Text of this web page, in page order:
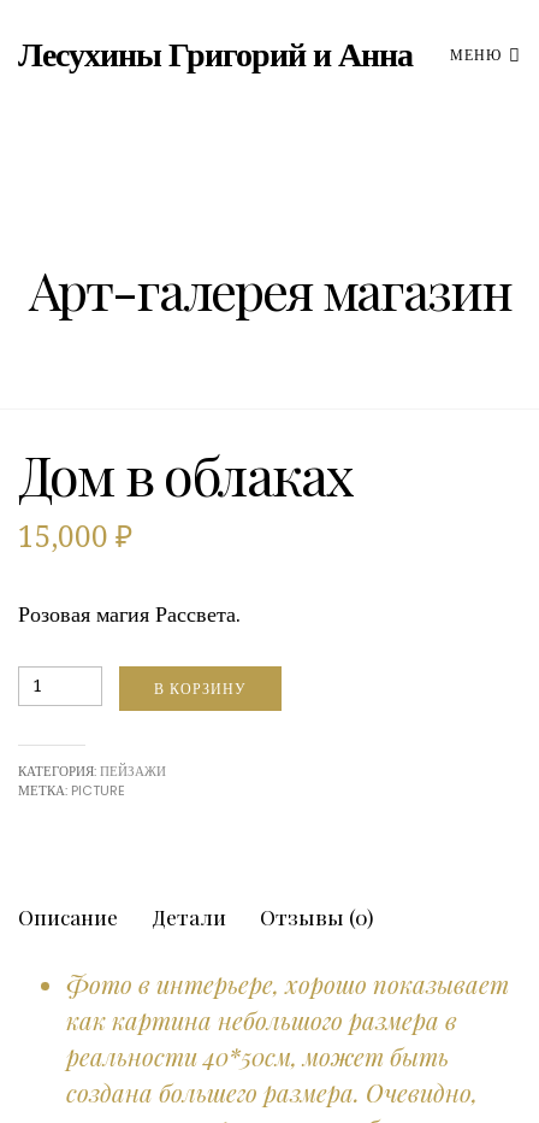
Лесухины Григорий и Анна МЕНЮ
Арт-галерея магазин
Дом в облаках
15,000 ₽
Розовая магия Рассвета.
Дом
В КОРЗИНУ
КАТЕГОРИЯ:ПЕЙЗАЖИ
МЕТКА: PICTURE
Описание Детали Отзывы (0)
Фото в интерьере, хорошо показывает
как картина небольшого размера в
реальности 40*50см, может быть
создана большего размера. Очевидно,